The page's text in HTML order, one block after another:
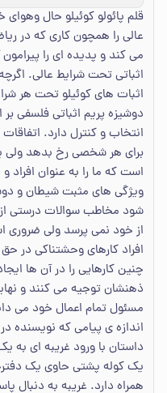
قلم پائولو کوئیلو حال
عالی را همچون کاری که در
می کند و پدیده ای را
اثباتی تحت شرایط عالی.
اثبات های کوئیلو تحت هر
دوشیزه پریم اثباتی فلسفی
انتخاب و کنترل دارد.
برای هر شخصی رخ بدهد ولی
است که ما را به عنوان
ویژگی های مثبت شیطان و
شود مخاطب سوالات درستی
از خود نمی پرسد ولی ضروری
افراد کارهای وحشتناکی در
چنین کارهایی را در آن ها
ذهنشان توجیه می کنند و
مسئول تمام اعمال خود می
اندازه ی پیامی که نویسنده
داستان با ورود غریبه ای به
یک کوله پشتی حاوی یک
همراه دارد. غریبه به دنبال